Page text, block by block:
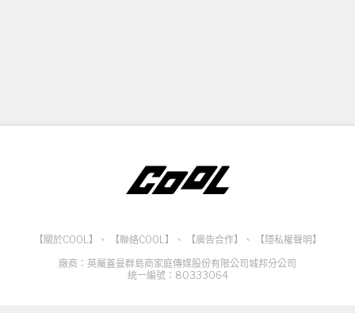
【關於COOL】 、 【聯絡COOL】 、 【廣告合作】 、
【隱私權聲明】
廠商：英屬蓋曼群島商家庭傳媒股份有限公司城邦分公司
統一編號：80333064